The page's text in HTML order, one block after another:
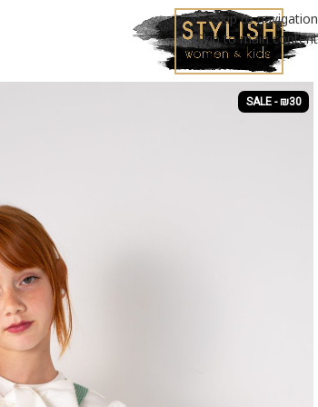
Skip to navigation
Skip to main content
SALE - ₪30